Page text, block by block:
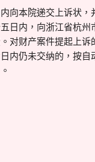
向本院递交上诉状
日内，向浙江省杭
对财产案件提起上
内仍未交纳的，按